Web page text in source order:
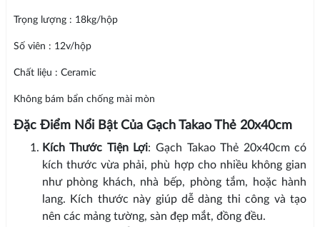
Trọng lượng : 18kg/hộp
Số viên : 12v/hộp
Chất liệu : Ceramic
Không bám bẩn chống mài mòn
Đặc Điểm Nổi Bật Của Gạch Takao Thẻ 20x40cm
Kích Thước Tiện Lợi: Gạch Takao Thẻ 20x40cm có
kích thước vừa phải, phù hợp cho nhiều không gian
như phòng khách, nhà bếp, phòng tắm, hoặc hành
lang. Kích thước này giúp dễ dàng thi công và tạo
nên các mảng tường, sàn đẹp mắt, đồng đều.